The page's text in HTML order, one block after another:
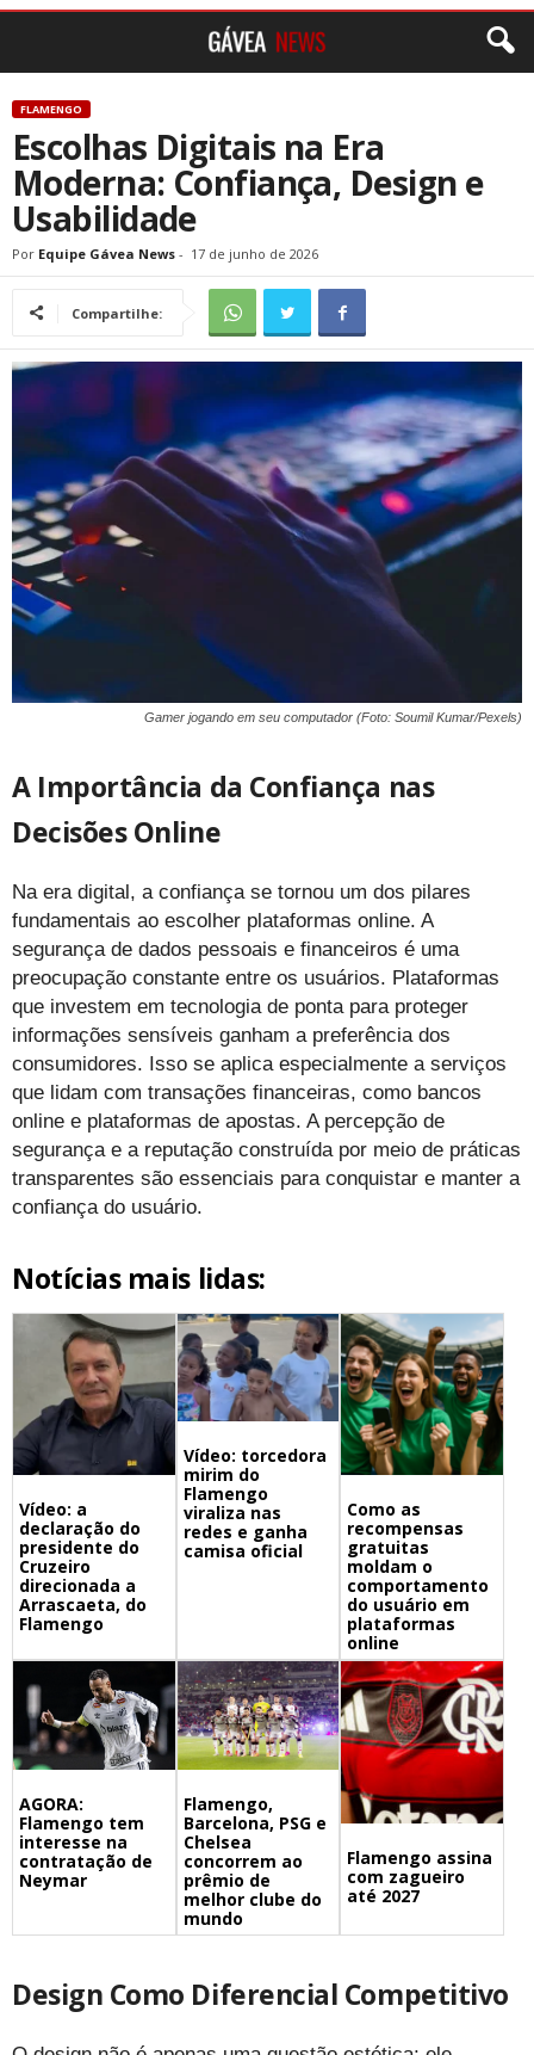
FLAMENGO
Escolhas Digitais na Era
Moderna: Confiança, Design e
Usabilidade
Por Equipe Gávea News - 17 de junho de 2026
Compartilhe:
Gamer jogando em seu computador (Foto: Soumil Kumar/Pexels)
A Importância da Confiança nas
Decisões Online
Na era digital, a confiança se tornou um dos pilares
fundamentais ao escolher plataformas online. A
segurança de dados pessoais e financeiros é uma
preocupação constante entre os usuários. Plataformas
que investem em tecnologia de ponta para proteger
informações sensíveis ganham a preferência dos
consumidores. Isso se aplica especialmente a serviços
que lidam com transações financeiras, como bancos
online e plataformas de apostas. A percepção de
segurança e a reputação construída por meio de práticas
transparentes são essenciais para conquistar e manter a
confiança do usuário.
Notícias mais lidas:
Vídeo: a
declaração do
presidente do
Cruzeiro
direcionada a
Arrascaeta, do
Flamengo
Vídeo: torcedora
mirim do
Flamengo
viraliza nas
redes e ganha
camisa oficial
Como as
recompensas
gratuitas
moldam o
comportamento
do usuário em
plataformas
online
AGORA:
Flamengo tem
interesse na
contratação de
Neymar
Flamengo,
Barcelona, PSG e
Chelsea
concorrem ao
prêmio de
melhor clube do
mundo
Flamengo assina
com zagueiro
até 2027
Design Como Diferencial Competitivo